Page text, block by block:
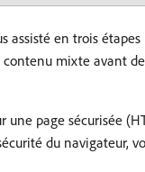
assisté en trois étapes
contenu mixte avant de
page sécurisée
du navigateur,